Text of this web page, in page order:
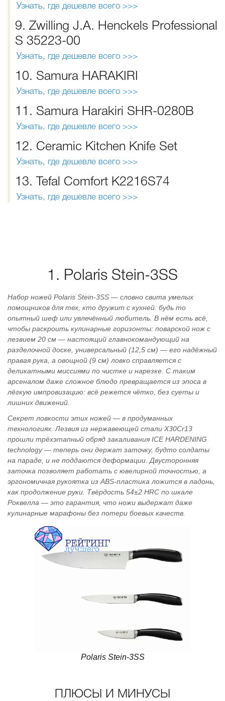
Узнать, где дешевле всего >>>
9. Zwilling J.A. Henckels Professional
S 35223-00
Узнать, где дешевле всего >>>
10. Samura HARAKIRI
Узнать, где дешевле всего >>>
11. Samura Harakiri SHR-0280B
Узнать, где дешевле всего >>>
12. Ceramic Kitchen Knife Set
Узнать, где дешевле всего >>>
13. Tefal Comfort K2216S74
Узнать, где дешевле всего >>>
1. Polaris Stein-3SS
Набор ножей Polaris Stein‑3SS — словно свита умелых
помощников для тех, кто дружит с кухней: будь то
опытный шеф или увлечённый любитель. В нём есть всё,
чтобы раскроить кулинарные горизонты: поварской нож с
лезвием 20 см — настоящий главнокомандующий на
разделочной доске, универсальный (12,5 см) — его надёжный
правая рука, а овощной (9 см) ловко справляется с
деликатными миссиями по чистке и нарезке. С таким
арсеналом даже сложное блюдо превращается из эпоса в
лёгкую импровизацию: всё режется чётко, без суеты и
лишних движений.
Секрет ловкости этих ножей — в продуманных
технологиях. Лезвия из нержавеющей стали X30Cr13
прошли трёхэтапный обряд закаливания ICE HARDENING
technology — теперь они держат заточку, будто солдаты
на параде, и не поддаются деформации. Двусторонняя
заточка позволяет работать с ювелирной точностью, а
эргономичная рукоятка из ABS‑пластика ложится в ладонь,
как продолжение руки. Твёрдость 54±2 HRC по шкале
Роквелла — это гарантия, что ножи выдержат даже
кулинарные марафоны без потери боевых качеств.
Polaris Stein-3SS
ПЛЮСЫ И МИНУСЫ